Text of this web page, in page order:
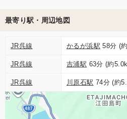
最寄り駅・周辺地図
JR呉線 かるが浜駅 58分 (
JR呉線 吉浦駅 63分 (約
JR呉線 川原石駅 74分 (約